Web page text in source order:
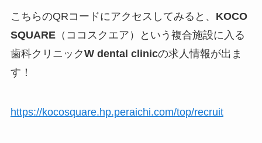
こちらのQRコードにアクセスしてみると、 KOCO
SQUARE（ココスクエア）という複合施設に入る
歯科クリニックW dental clinicの求人情報が出ま
す！
https://kocosquare.hp.peraichi.com/top/recruit